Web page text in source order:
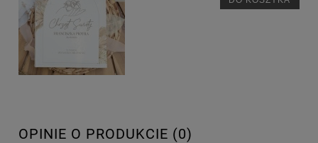
OPINIE O PRODUKCIE (0)